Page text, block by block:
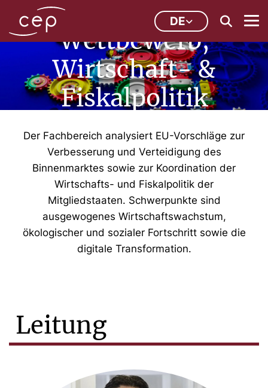
DE
Binnenmarkt,
Wettbewerb,
Wirtschaft- &
Fiskalpolitik
Der Fachbereich analysiert EU-Vorschläge zur
Verbesserung und Verteidigung des
Binnenmarktes sowie zur Koordination der
Wirtschafts- und Fiskalpolitik der
Mitgliedstaaten. Schwerpunkte sind
ausgewogenes Wirtschaftswachstum,
ökologischer und sozialer Fortschritt sowie die
digitale Transformation.
Leitung